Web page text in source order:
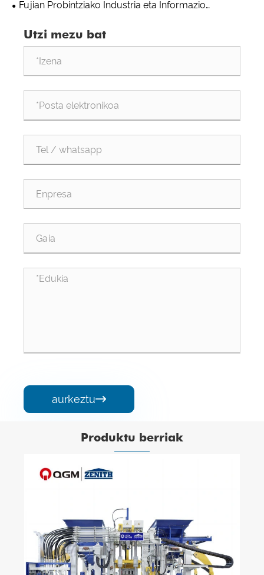
Fujian Probintziako Industria eta Informazio
Machinery Co., Ltd. bisitatu dute ikuskatzeko eta
orientatzeko
Utzi mezu bat
aurkeztu
Produktu berriak